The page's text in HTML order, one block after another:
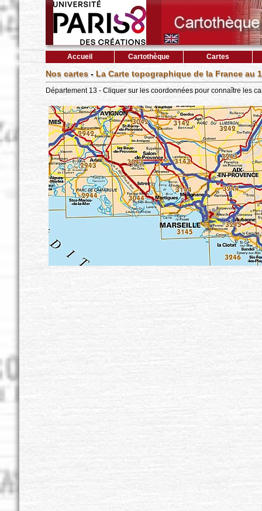
Accueil Cartothèque Cartes
Nos cartes- La Carte topographique de la France au
Département 13 - Cliquer sur les coordonnées pour connaître les